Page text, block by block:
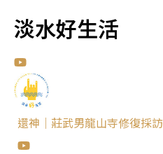
淡水好生活
還神｜莊武男龍山寺修復採訪